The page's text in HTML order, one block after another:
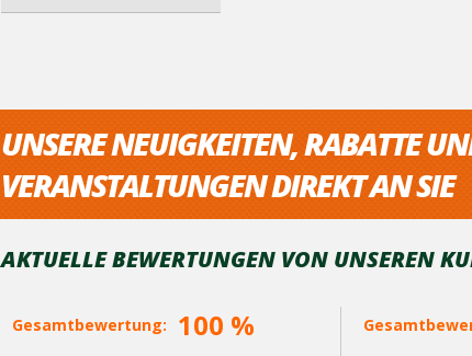
UNSERE NEUIGKEITEN, RABATTE
VERANSTALTUNGEN DIREKT AN SIE
AKTUELLE BEWERTUNGEN VON UNSEREN
Gesamtbewertung: 100 %